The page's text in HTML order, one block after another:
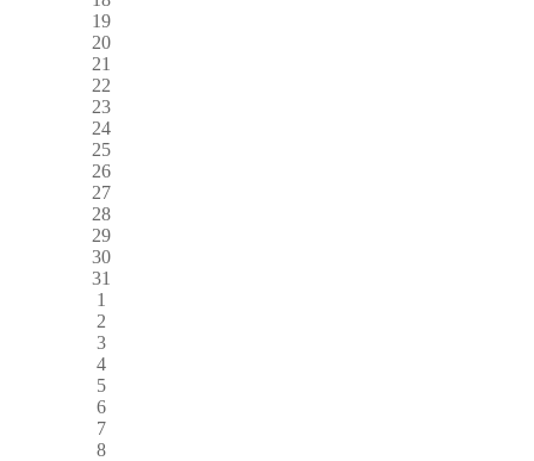
19
20
21
22
23
24
25
26
27
28
29
30
31
1
2
3
4
5
6
7
8